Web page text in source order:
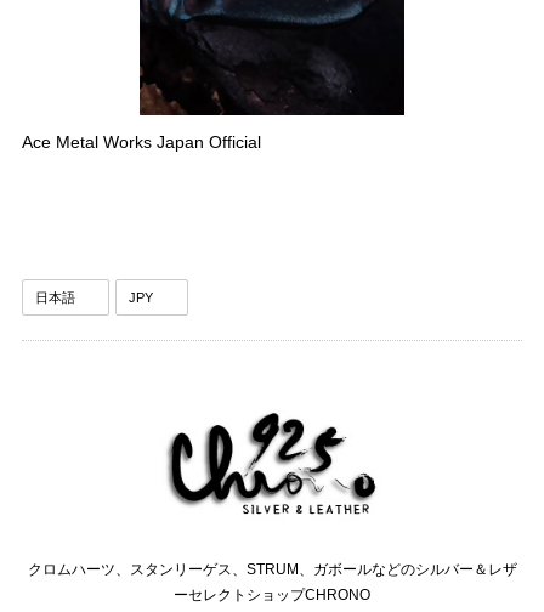
Ace Metal Works Japan Official
クロムハーツ、スタンリーゲス、STRUM、ガボールなどのシルバー＆レザ
ーセレクトショップCHRONO